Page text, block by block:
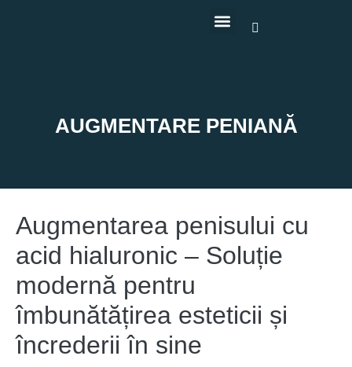
AUGMENTARE PENIANĂ
Augmentarea penisului cu
acid hialuronic – Soluție
modernă pentru
îmbunătățirea esteticii și
încrederii în sine